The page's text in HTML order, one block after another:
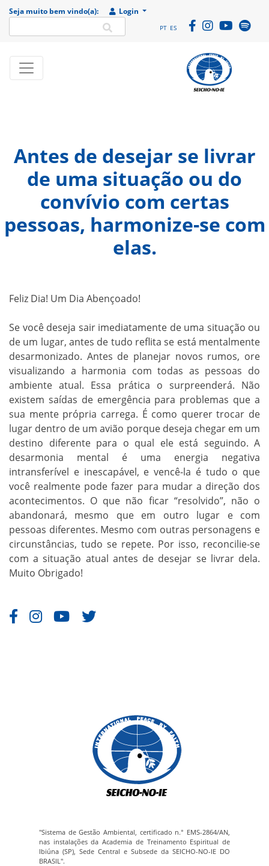
Seja muito bem vindo(a): Login
PT ES
religiosa SEICHO-
NO-IE DO BRASIL
Antes de desejar se livrar
de uma situação ou do
convívio com certas
pessoas, harmonize-se com
elas.
Feliz Dia! Um Dia Abençoado!
Se você deseja sair imediatamente de uma situação ou
de um lugar, antes de tudo reflita se está mentalmente
desarmonizado. Antes de planejar novos rumos, ore
visualizando a harmonia com todas as pessoas do
ambiente atual. Essa prática o surpreenderá. Não
existem saídas de emergência para problemas que a
sua mente própria carrega. É como querer trocar de
lugar dentro de um avião porque deseja chegar em um
destino diferente para o qual ele está seguindo. A
desarmonia mental é uma energia negativa
intransferível e inescapável, e vencê-la é tudo o que
você realmente pode fazer para mudar a direção dos
acontecimentos. O que não ficar “resolvido”, não o
abandonará, mesmo que em outro lugar e com
pessoas diferentes. Mesmo com outras personagens e
circunstâncias, tudo se repete. Por isso, reconcilie-se
com a situação atual antes de desejar se livrar dela.
Muito Obrigado!
"Sistema de Gestão Ambiental, certificado n.° EMS-2864/AN,
nas instalações da Academia de Treinamento Espiritual de
Ibiúna (SP), Sede Central e Subsede da SEICHO-NO-IE DO
BRASIL".